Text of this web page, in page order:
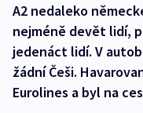
A2 nedaleko
nejméně devět lidí,
jedenáct lidí. V
žádní Češi.
Eurolines a byl na